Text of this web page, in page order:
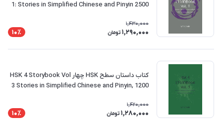
1: Stories in Simplified Chinese and Pinyin 2500
1,430,000
1,290,000 تومان 10٪
کتاب داستان سطح HSK چهار HSK 4 Storybook Vol
3 Stories in Simplified Chinese and Pinyin, 1200
1,420,000
1,280,000 تومان 10٪